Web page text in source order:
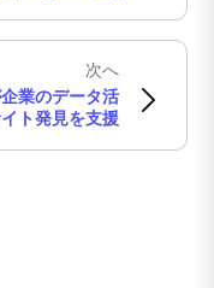
次へ
業のデータ活
ト発見を支援